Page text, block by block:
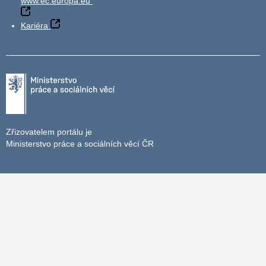
Kariéra
Zřizovatelem portálu je
Ministerstvo práce a sociálních věcí ČR